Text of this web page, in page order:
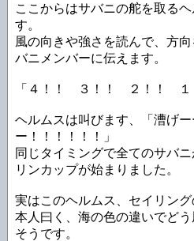
ここからはサバニの舵を取る
す。
風の向きや強さを読んで、方
バニメンバーに伝えます。
「４！！ ３！！ ２！！ １
ヘルムスは叫びます、「漕げ
ー！！！！！！」
同じタイミングで全てのサバ
リンカップが始まりました。
実はこのヘルムス、セイリング
本人曰く、海の色の違いでど
そうです。